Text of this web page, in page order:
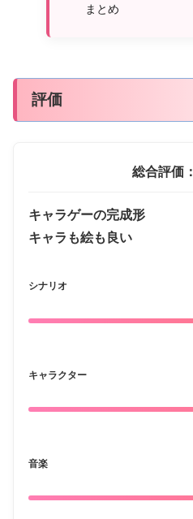
まとめ
評価
総合評価：
キャラゲーの完成形
キャラも絵も良い
シナリオ
キャラクター
音楽